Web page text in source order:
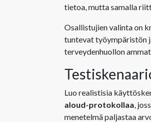
tietoa, mutta samalla
Osallistujien valinta on
tuntevat työympäristön
terveydenhuollon
Luo realistisia
aloud-protokollaa,
menetelmä paljastaa